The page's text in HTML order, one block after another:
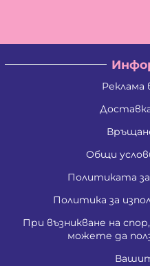
Реклама
Общи
Политиката
Политика за
При възникване на
можете да